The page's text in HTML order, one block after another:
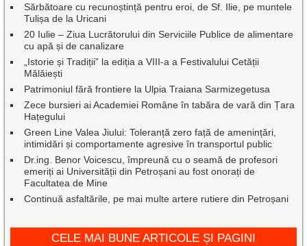
Sărbătoare cu recunoștință pentru eroi, de Sf. Ilie, pe muntele
Tulișa de la Uricani
20 Iulie – Ziua Lucrătorului din Serviciile Publice de alimentare
cu apă și de canalizare
„Istorie și Tradiții” la ediția a VIII-a a Festivalului Cetății
Mălăiești
Patrimoniul fără frontiere la Ulpia Traiana Sarmizegetusa
Zece bursieri ai Academiei Române în tabăra de vară din Țara
Hațegului
Green Line Valea Jiului: Toleranță zero față de amenințări,
intimidări și comportamente agresive în transportul public
Dr.ing. Benor Voicescu, împreună cu o seamă de profesori
emeriți ai Universității din Petroșani au fost onorați de
Facultatea de Mine
Continuă asfaltările, pe mai multe artere rutiere din Petroșani
CELE MAI BUNE ARTICOLE ȘI PAGINI